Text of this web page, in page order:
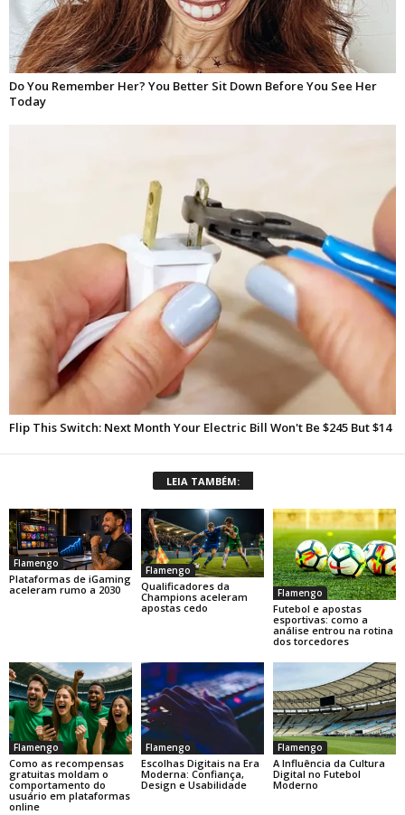
LEIA TAMBÉM:
Flamengo
Plataformas de iGaming
aceleram rumo a 2030
Flamengo
Qualificadores da
Champions aceleram
apostas cedo
Flamengo
Futebol e apostas
esportivas: como a
análise entrou na rotina
dos torcedores
Flamengo
Como as recompensas
gratuitas moldam o
comportamento do
usuário em plataformas
online
Flamengo
Escolhas Digitais na Era
Moderna: Confiança,
Design e Usabilidade
Flamengo
A Influência da Cultura
Digital no Futebol
Moderno